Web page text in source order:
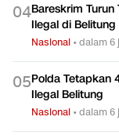
04Bareskrim Turun
Ilegal di Belitung
Nasional •dalam 6
05Polda Tetapkan
Ilegal Belitung
Nasional •dalam 6